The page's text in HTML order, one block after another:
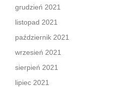
grudzień 2021
listopad 2021
październik 2021
wrzesień 2021
sierpień 2021
lipiec 2021